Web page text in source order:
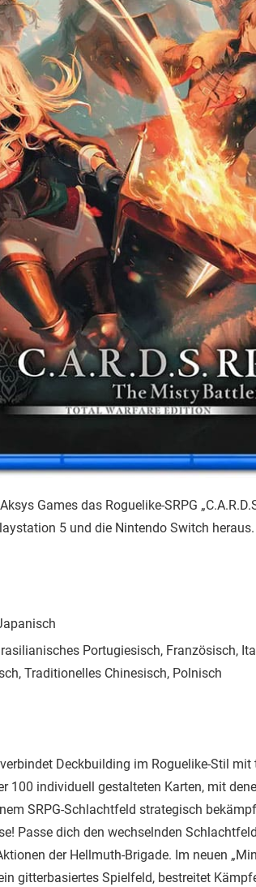
Games das Roguelike-SRPG
5 und die Nintendo Switch heraus.
Portugiesisch, Französisch,
Traditionelles Chinesisch, Polnisch
Deckbuilding im Roguelike-Stil
100 individuell gestalteten Karten, mit
SRPG-Schlachtfeld strategisch
Passe dich den wechselnden
der Hellmuth-Brigade. Im neuen
gitterbasiertes Spielfeld, bestreitet